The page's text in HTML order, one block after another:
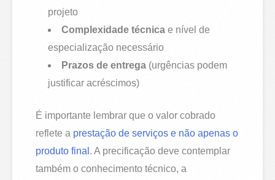
projeto
Complexidade técnica e nível de
especialização necessário
Prazos de entrega (urgências podem
justificar acréscimos)
É importante lembrar que o valor cobrado
reflete a prestação de serviços e não apenas o
produto final . A precificação deve contemplar
também o conhecimento técnico, a